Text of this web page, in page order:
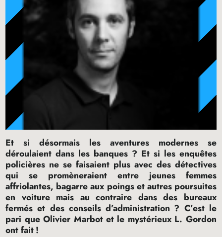
Et si désormais les aventures modernes se
déroulaient dans les banques ? Et si les enquêtes
policières ne se faisaient plus avec des détectives
qui se promèneraient entre jeunes femmes
affriolantes, bagarre aux poings et autres poursuites
en voiture mais au contraire dans des bureaux
fermés et des conseils d’administration ? C’est le
pari que Olivier Marbot et le mystérieux L. Gordon
ont fait!